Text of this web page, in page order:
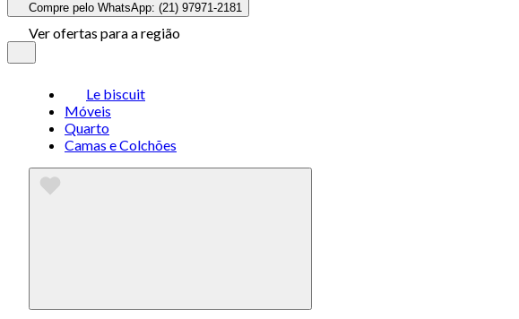
Compre pelo WhatsApp: (21) 97971-2181
Ver ofertas para a região
Le biscuit
Móveis
Quarto
Camas e Colchões